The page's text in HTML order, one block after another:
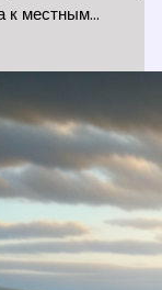
к местным…